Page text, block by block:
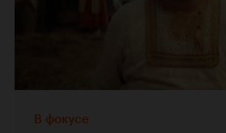
В фокусе